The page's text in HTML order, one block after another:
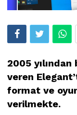
2005
veren
format ve
verilmekte.